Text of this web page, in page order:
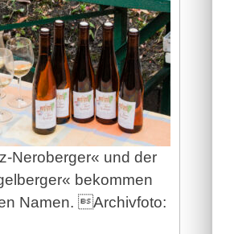
Neroberger« und der
bekommen
Namen. Archivfoto: